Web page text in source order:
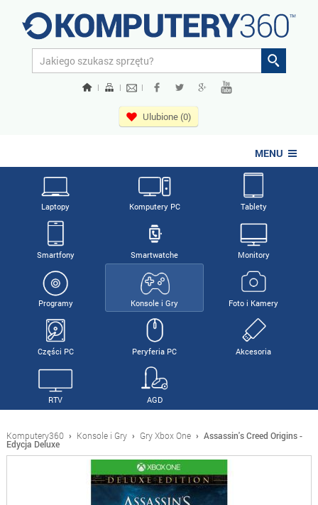
| | |
Ulubione (0)
MENU
Laptopy Komputery PC Tablety
Smartfony Smartwatche Monitory
Programy Konsole i Gry Foto i Kamery
Części PC Peryferia PC Akcesoria
RTV AGD
Komputery360 › Konsole i Gry › Gry Xbox One › Assassin's Creed Origins -
Edycja Deluxe